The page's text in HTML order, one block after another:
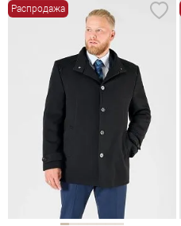
Распродажа